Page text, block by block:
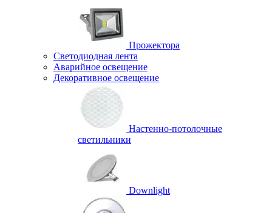
Прожектора
Светодиодная лента
Аварийное освещение
Декоративное освещение
Настенно-потолочные
светильники
Downlight